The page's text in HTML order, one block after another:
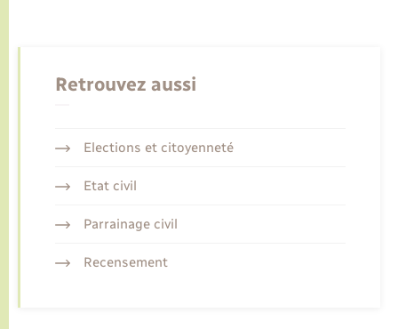
Retrouvez aussi
Elections et citoyenneté
Etat civil
Parrainage civil
Recensement